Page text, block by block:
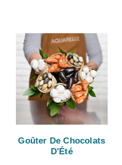
Goûter De Chocolats
D'Été